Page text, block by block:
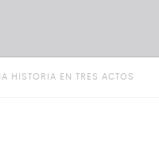
HISTORIA EN TRES ACTOS